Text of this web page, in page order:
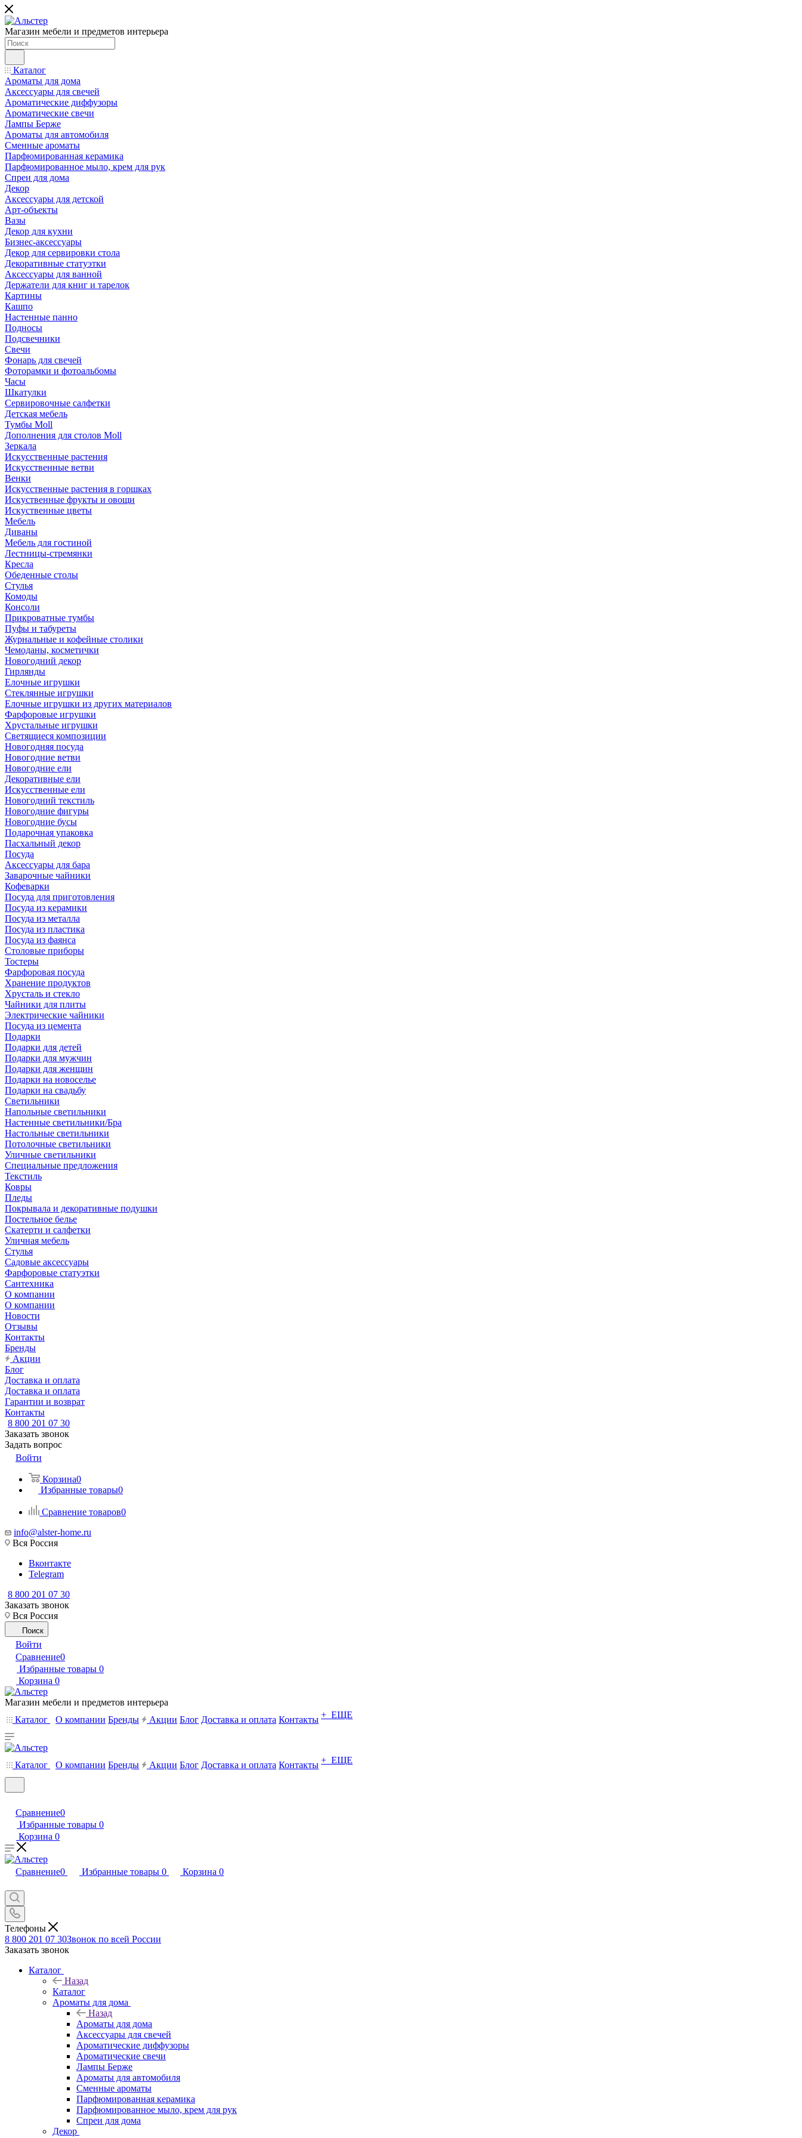
Магазин мебели и предметов интерьера
Каталог
Ароматы для дома
Аксессуары для свечей
Ароматические диффузоры
Ароматические свечи
Лампы Берже
Ароматы для автомобиля
Сменные ароматы
Парфюмированная керамика
Парфюмированное мыло, крем для рук
Спреи для дома
Декор
Аксессуары для детской
Арт-объекты
Вазы
Декор для кухни
Бизнес-аксессуары
Декор для сервировки стола
Декоративные статуэтки
Аксессуары для ванной
Держатели для книг и тарелок
Картины
Кашпо
Настенные панно
Подносы
Подсвечники
Свечи
Фонарь для свечей
Фоторамки и фотоальбомы
Часы
Шкатулки
Сервировочные салфетки
Детская мебель
Тумбы Moll
Дополнения для столов Moll
Зеркала
Искусственные растения
Искусственные ветви
Венки
Искусственные растения в горшках
Искуственные фрукты и овощи
Искуственные цветы
Мебель
Диваны
Мебель для гостиной
Лестницы-стремянки
Кресла
Обеденные столы
Стулья
Комоды
Консоли
Прикроватные тумбы
Пуфы и табуреты
Журнальные и кофейные столики
Чемоданы, косметички
Новогодний декор
Гирлянды
Елочные игрушки
Стеклянные игрушки
Елочные игрушки из других материалов
Фарфоровые игрушки
Хрустальные игрушки
Светящиеся композиции
Новогодняя посуда
Новогодние ветви
Новогодние ели
Декоративные ели
Искусственные ели
Новогодний текстиль
Новогодние фигуры
Новогодние бусы
Подарочная упаковка
Пасхальный декор
Посуда
Аксессуары для бара
Заварочные чайники
Кофеварки
Посуда для приготовления
Посуда из керамики
Посуда из металла
Посуда из пластика
Посуда из фаянса
Столовые приборы
Тостеры
Фарфоровая посуда
Хранение продуктов
Хрусталь и стекло
Чайники для плиты
Электрические чайники
Посуда из цемента
Подарки
Подарки для детей
Подарки для мужчин
Подарки для женщин
Подарки на новоселье
Подарки на свадьбу
Светильники
Напольные светильники
Настенные светильники/Бра
Настольные светильники
Потолочные светильники
Уличные светильники
Специальные предложения
Текстиль
Ковры
Пледы
Покрывала и декоративные подушки
Постельное белье
Скатерти и салфетки
Уличная мебель
Стулья
Садовые аксессуары
Фарфоровые статуэтки
Сантехника
О компании
О компании
Новости
Отзывы
Контакты
Бренды
Акции
Блог
Доставка и оплата
Доставка и оплата
Гарантии и возврат
Контакты
8 800 201 07 30
Заказать звонок
Задать вопрос
Войти
Корзина0
Избранные товары0
Сравнение товаров0
info@alster-home.ru
Вся Россия
Вконтакте
Telegram
8 800 201 07 30
Заказать звонок
Вся Россия
Поиск
Войти
Сравнение0
Избранные товары 0
Корзина 0
Магазин мебели и предметов интерьера
Каталог
О компании Бренды Акции Блог Доставка и оплата Контакты + ЕЩЕ
Каталог О компании Бренды Акции Блог Доставка и оплата Контакты + ЕЩЕ
Сравнение0
Избранные товары 0
Корзина 0
Сравнение0 Избранные товары 0 Корзина 0
Телефоны
8 800 201 07 30Звонок по всей России
Заказать звонок
Каталог
Назад
Каталог
Ароматы для дома
Назад
Ароматы для дома
Аксессуары для свечей
Ароматические диффузоры
Ароматические свечи
Лампы Берже
Ароматы для автомобиля
Сменные ароматы
Парфюмированная керамика
Парфюмированное мыло, крем для рук
Спреи для дома
Декор